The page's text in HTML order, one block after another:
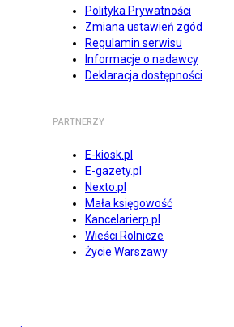
Polityka Prywatności
Zmiana ustawień zgód
Regulamin serwisu
Informacje o nadawcy
Deklaracja dostępności
PARTNERZY
E-kiosk.pl
E-gazety.pl
Nexto.pl
Mała księgowość
Kancelarierp.pl
Wieści Rolnicze
Życie Warszawy